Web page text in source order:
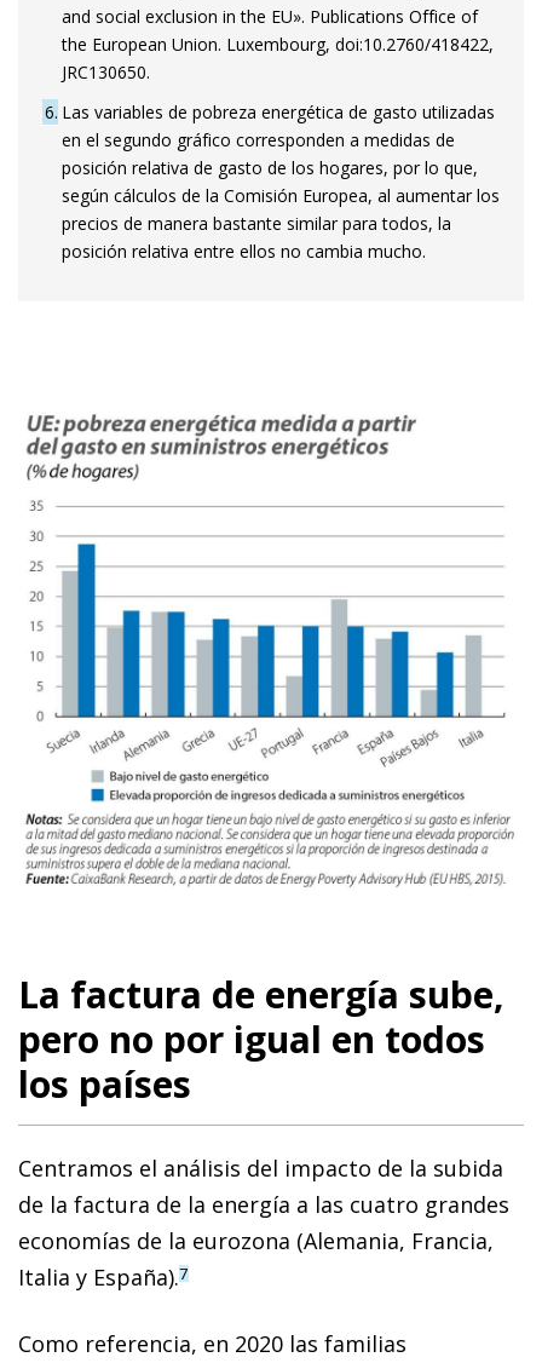
and social exclusion in the EU». Publications Office of
the European Union. Luxembourg, doi:10.2760/418422,
JRC130650.
6 Las variables de pobreza energética de gasto utilizadas
en el segundo gráfico corresponden a medidas de
posición relativa de gasto de los hogares, por lo que,
según cálculos de la Comisión Europea, al aumentar los
precios de manera bastante similar para todos, la
posición relativa entre ellos no cambia mucho.
La factura de energía sube,
pero no por igual en todos
los países
Centramos el análisis del impacto de la subida
de la factura de la energía a las cuatro grandes
economías de la eurozona (Alemania, Francia,
Italia y España).7
Como referencia, en 2020 las familias